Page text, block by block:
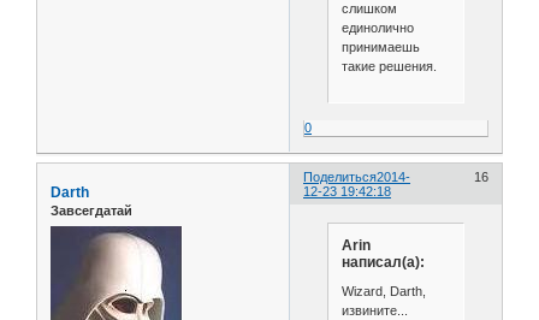
слишком
единолично
принимаешь
такие решения.
0
Поделиться 16
2014-
12-23 19:42:18
Darth
Завсегдатай
Arin
написал(а):
Wizard, Darth,
извините...